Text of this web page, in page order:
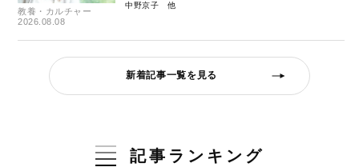
教養・カルチャー
2026.08.08
中野京子
新着記事一覧を見る
記事ランキング